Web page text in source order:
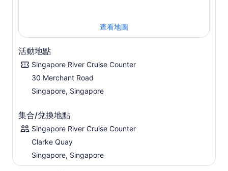
查看地圖
活動地點
Singapore River Cruise Counter
30 Merchant Road
Singapore, Singapore
集合/兌換地點
Singapore River Cruise Counter
Clarke Quay
Singapore, Singapore